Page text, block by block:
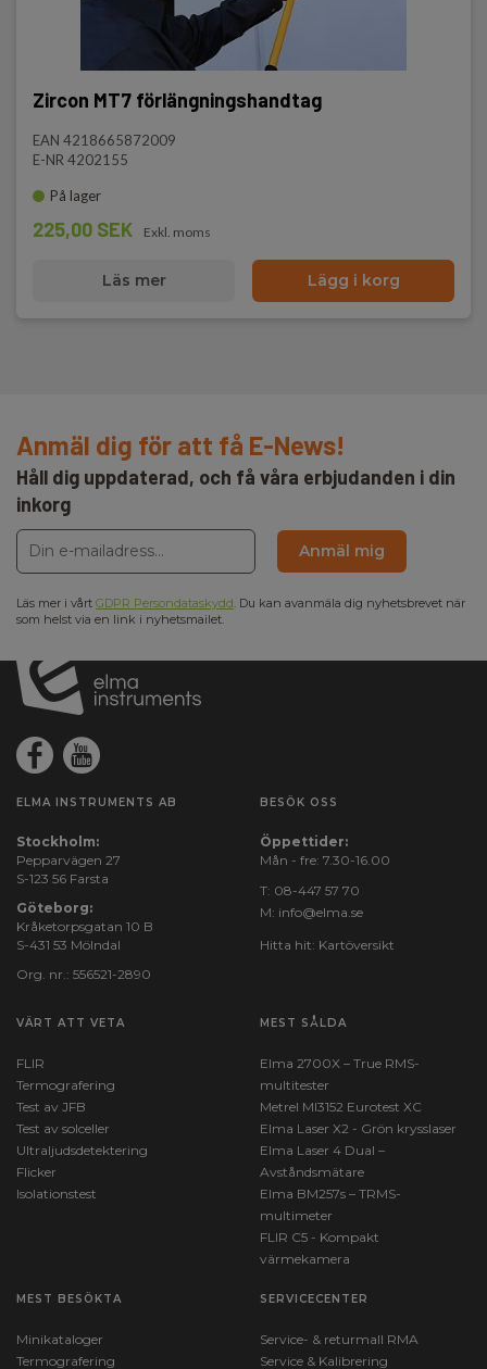
Zircon MT7 förlängningshandtag
EAN 4218665872009
E-NR 4202155
På lager
225,00 SEK Exkl. moms
Läs mer Lägg i korg
Anmäl dig för att få E-News!
Håll dig uppdaterad, och få våra erbjudanden i din
inkorg
Anmäl mig
Läs mer i vårt GDPR Persondataskydd. Du kan avanmäla dig nyhetsbrevet när
som helst via en link i nyhetsmailet.
ELMA INSTRUMENTS AB
Stockholm:
Pepparvägen 27
S-123 56 Farsta
Göteborg:
Kråketorpsgatan 10 B
S-431 53 Mölndal
Org. nr.: 556521-2890
BESÖK OSS
Öppettider:
Mån - fre: 7.30-16.00
T: 08-447 57 70
M: info@elma.se
Hitta hit: Kartöversikt
VÄRT ATT VETA
FLIR
Termografering
Test av JFB
Test av solceller
Ultraljudsdetektering
Flicker
Isolationstest
MEST SÅLDA
Elma 2700X – True RMS-
multitester
Metrel MI3152 Eurotest XC
Elma Laser X2 - Grön krysslaser
Elma Laser 4 Dual –
Avståndsmätare
Elma BM257s – TRMS-
multimeter
FLIR C5 - Kompakt
värmekamera
MEST BESÖKTA
Minikataloger
Termografering
SERVICECENTER
Service- & returmall RMA
Service & Kalibrering